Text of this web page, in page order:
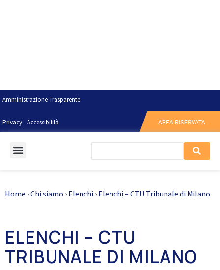
Amministrazione Trasparente
Privacy Accessibilità AREA RISERVATA
Home ›Chi siamo › Elenchi › Elenchi – CTU Tribunale di Milano
ELENCHI – CTU
TRIBUNALE DI MILANO